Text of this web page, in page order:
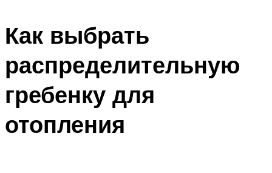
Как выбрать
распределительную
гребенку для
отопления